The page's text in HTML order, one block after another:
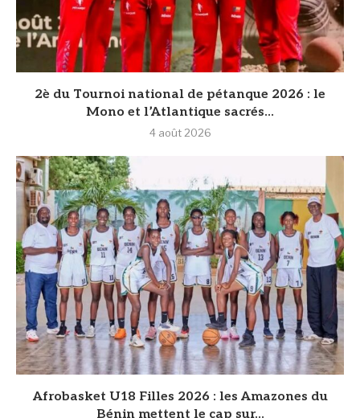
2è du Tournoi national de pétanque 2026 : le
Mono et l’Atlantique sacrés...
4 août 2026
Afrobasket U18 Filles 2026 : les Amazones du
Bénin mettent le cap sur...